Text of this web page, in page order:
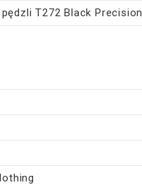
T272 Black Precision